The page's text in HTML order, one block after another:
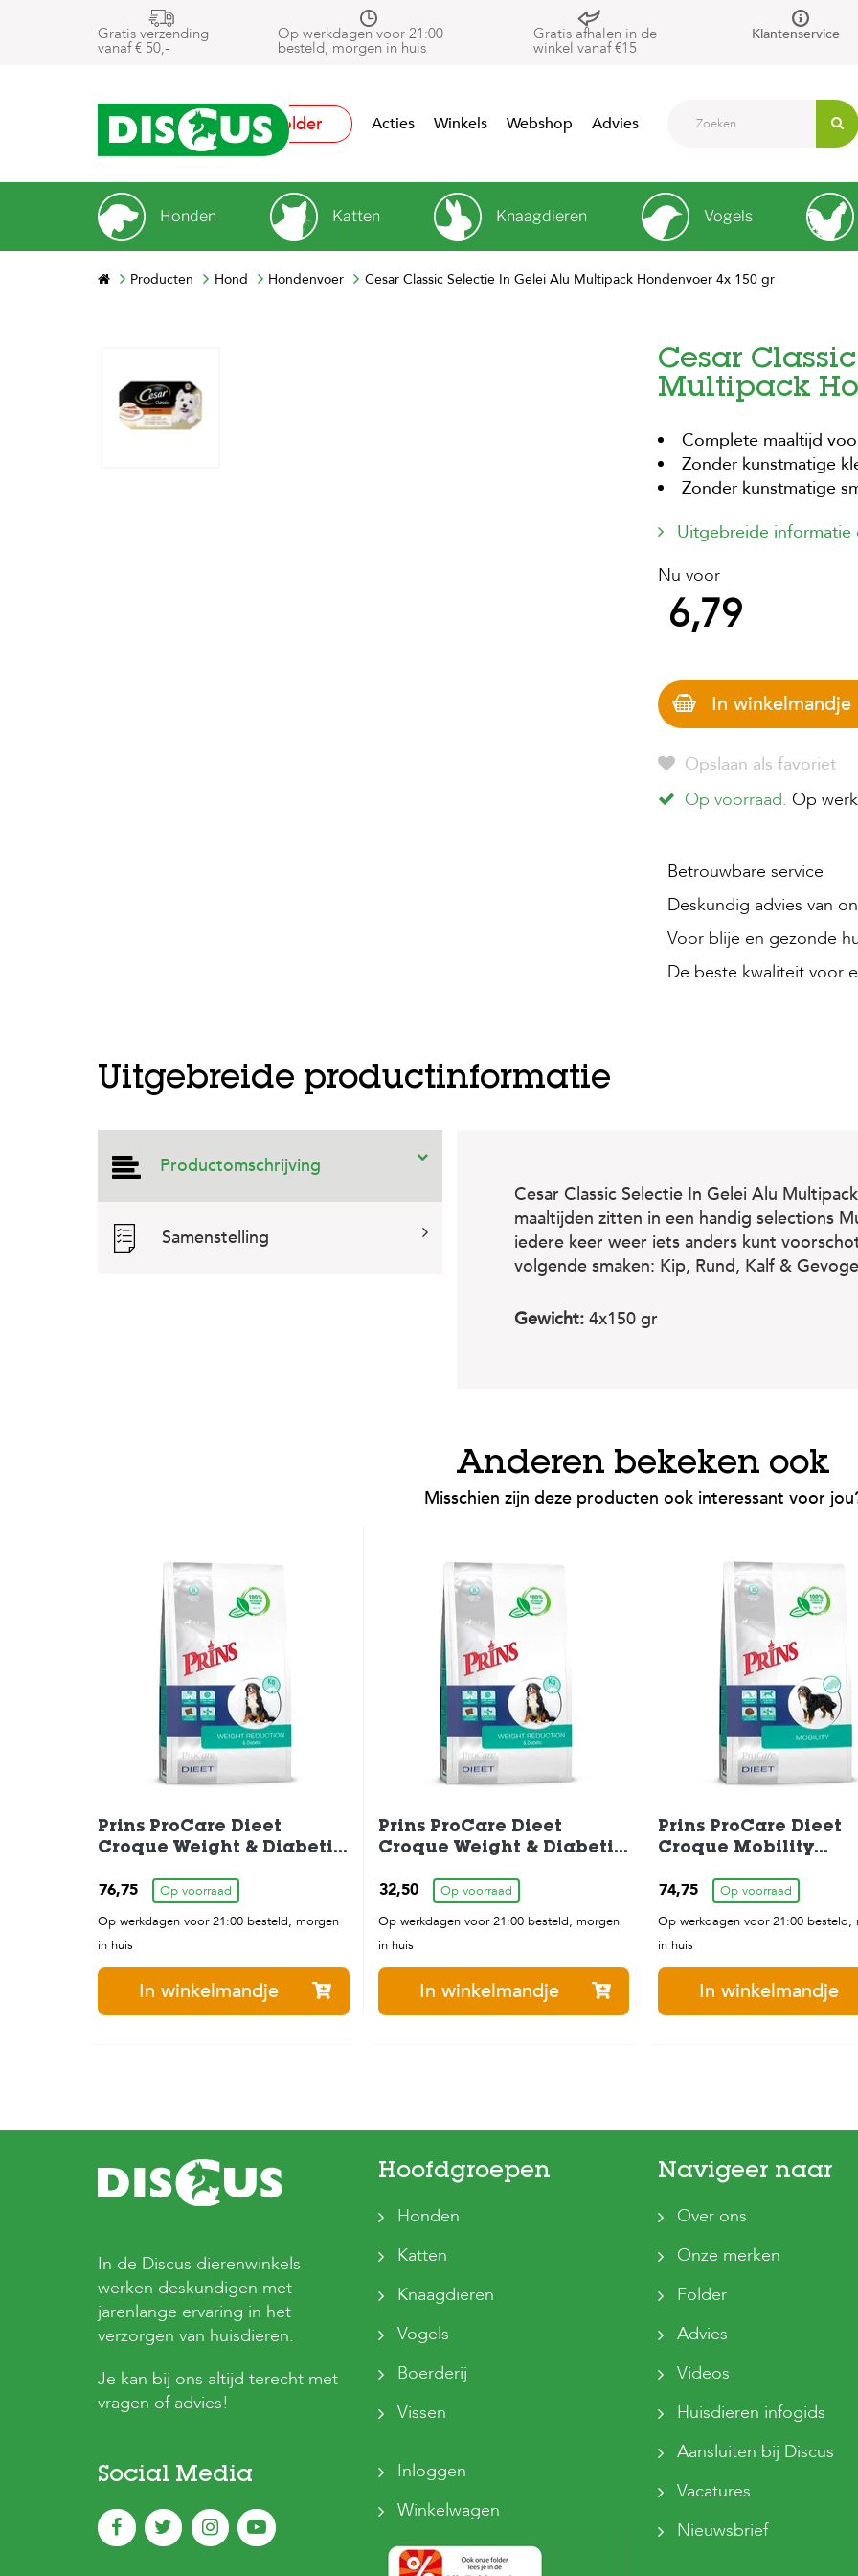
Gratis verzending
vanaf € 50,-
Op werkdagen voor 21:00
besteld, morgen in huis
Gratis afhalen in de
winkel vanaf €15
Klantenservice
Folder Acties Winkels Webshop Advies
Honden Katten Knaagdieren Vogels
Producten Hond Hondenvoer Cesar Classic Selectie In Gelei Alu Multipack Hondenvoer 4x 150 gr
Cesar
Multipack
Complete maaltijd
Zonder kunstmatige
Zonder kunstmatige
Uitgebreide
Nu voor
6,79
In winkelmandje
Opslaan als favoriet
Op voorraad. Op
Betrouwbare service
Deskundig advies van
Voor blije en gezonde
De beste kwaliteit voor
Uitgebreide productinformatie
Productomschrijving
Samenstelling
Cesar Classic Selectie In Gelei Alu
maaltijden zitten in een handig selections
iedere keer weer iets anders kunt
volgende smaken: Kip, Rund, Kalf &
Gewicht: 4x150 gr
Anderen bekeken ook
Misschien zijn deze producten ook interessant voor
Prins ProCare Dieet
Croque Weight & Diabetic
76,75
Op voorraad
Op werkdagen voor 21:00 besteld, morgen
in huis
In winkelmandje
Prins ProCare Dieet
Croque Weight & Diabetic
32,50
Op voorraad
Op werkdagen voor 21:00 besteld, morgen
in huis
In winkelmandje
Prins ProCare Dieet
Croque Mobility
74,75
Op voorraad
Op werkdagen voor 21:00 besteld,
in huis
In winkelmandje
In de Discus dierenwinkels
werken deskundigen met
jarenlange ervaring in het
verzorgen van huisdieren.
Je kan bij ons altijd terecht met
vragen of advies!
Social Media
Hoofdgroepen
Honden
Katten
Knaagdieren
Vogels
Boerderij
Vissen
Inloggen
Winkelwagen
Navigeer naar
Over ons
Onze merken
Folder
Advies
Videos
Huisdieren infogids
Aansluiten bij Discus
Vacatures
Nieuwsbrief